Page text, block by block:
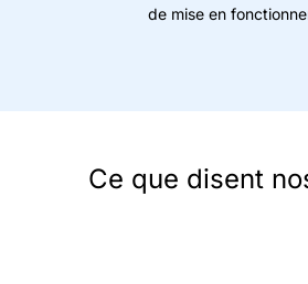
de mise en
Ce que disent